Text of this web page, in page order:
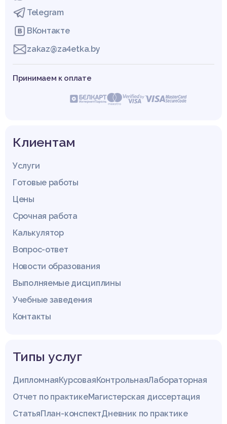
Telegram
ВКонтакте
zakaz@za4etka.by
Принимаем к оплате
Клиентам
Услуги
Готовые работы
Цены
Срочная работа
Калькулятор
Вопрос-ответ
Новости образования
Выполняемые дисциплины
Учебные заведения
Контакты
Типы услуг
ДипломнаяКурсоваяКонтрольнаяЛабораторная
Отчет по практикеМагистерская диссертация
СтатьяПлан-конспектДневник по практике